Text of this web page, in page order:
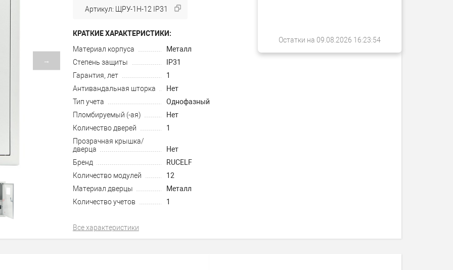
→
Остатки на 09.08.2026 16:23:54
Артикул: ЩРУ-1Н-12 IP31
КРАТКИЕ ХАРАКТЕРИСТИКИ:
Материал корпуса
Металл
Степень защиты
IP31
Гарантия, лет
1
Антивандальная шторка
Нет
Тип учета
Однофазный
Пломбируемый (-ая)
Нет
Количество дверей
1
Прозрачная крышка/
дверца
Нет
Бренд
RUCELF
Количество модулей
12
Материал дверцы
Металл
Количество учетов
1
Все характеристики